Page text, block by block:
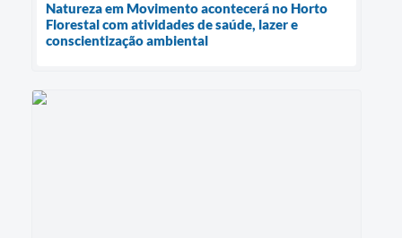
Natureza em Movimento acontecerá no Horto
Florestal com atividades de saúde, lazer e
conscientização ambiental